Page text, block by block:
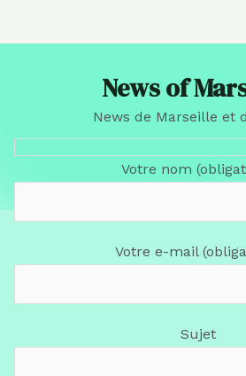
News of
News de Marseille et
Votre nom
Votre e-mail
Sujet